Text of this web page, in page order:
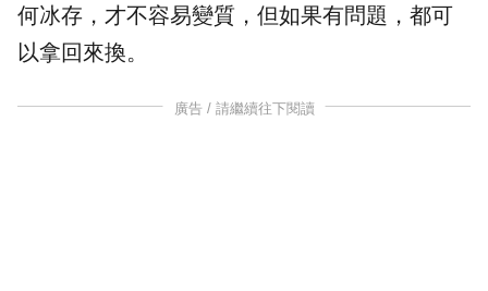
何冰存，才不容易變質，但如果有問題，都可
以拿回來換。
廣告 / 請繼續往下閱讀